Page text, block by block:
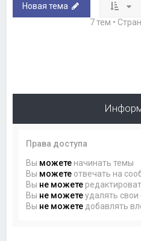
Новая тема
7 тем •
Права доступа
Вы можете начинать темы
Вы можете отвечать на
Вы не можете
Вы не можетеудалять
Вы не можете добавлять